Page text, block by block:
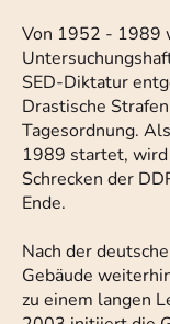
Von 1952 - 1989
SED-Diktatur
Drastische
Tagesordnung.
1989 startet,
Schrecken der
Ende.
Nach der
Gebäude
zu einem langen